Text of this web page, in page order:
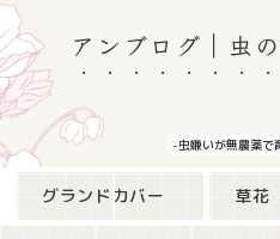
アンブログ｜虫
-虫嫌いが無農薬で
グランドカバー 草花